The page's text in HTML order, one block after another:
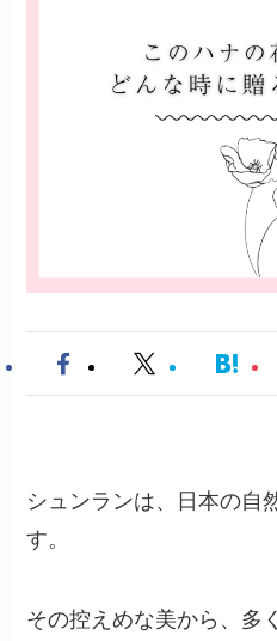
シュンランは、日本の自
す。
その控えめな美から、多